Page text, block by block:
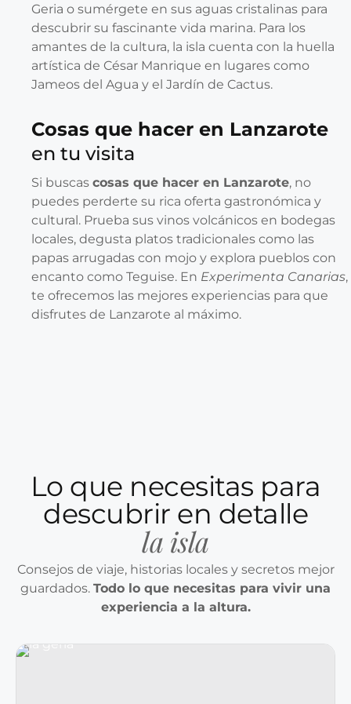
Geria o sumérgete en sus aguas cristalinas para
descubrir su fascinante vida marina. Para los
amantes de la cultura, la isla cuenta con la huella
artística de César Manrique en lugares como
Jameos del Agua y el Jardín de Cactus.
Cosas que hacer en Lanzarote
en tu visita
Si buscas cosas que hacer en Lanzarote, no
puedes perderte su rica oferta gastronómica y
cultural. Prueba sus vinos volcánicos en bodegas
locales, degusta platos tradicionales como las
papas arrugadas con mojo y explora pueblos con
encanto como Teguise. En Experimenta Canarias,
te ofrecemos las mejores experiencias para que
disfrutes de Lanzarote al máximo.
Lo que necesitas para
descubrir en detalle
la isla
Consejos de viaje, historias locales y secretos mejor
guardados. Todo lo que necesitas para vivir una
experiencia a la altura.